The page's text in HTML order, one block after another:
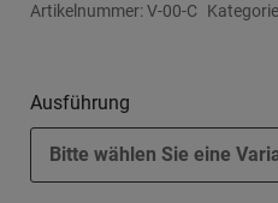
Artikelnummer:V-00-C
Ausführung
Bitte wählen Sie eine